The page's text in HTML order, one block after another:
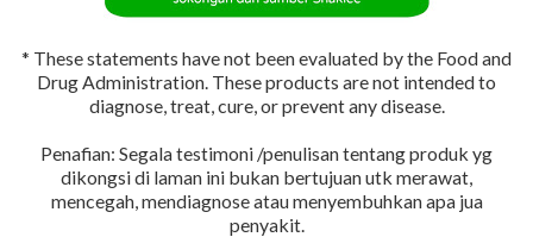
* These statements have not been evaluated by the Food and
Drug Administration. These products are not intended to
diagnose, treat, cure, or prevent any disease.
Penafian: Segala testimoni /penulisan tentang produk yg
dikongsi di laman ini bukan bertujuan utk merawat,
mencegah, mendiagnose atau menyembuhkan apa jua
penyakit.